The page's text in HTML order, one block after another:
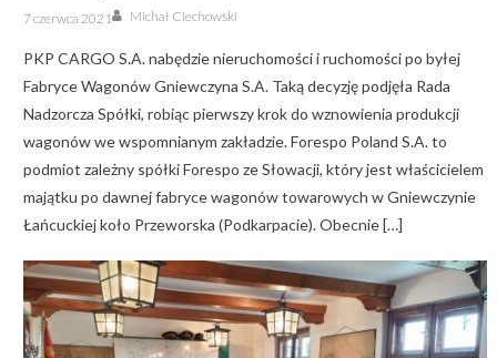
Posted
on
7 czerwca 2021 Author
Michał Ciechowski
PKP CARGO S.A. nabędzie nieruchomości i ruchomości po byłej
Fabryce Wagonów Gniewczyna S.A. Taką decyzję podjęła Rada
Nadzorcza Spółki, robiąc pierwszy krok do wznowienia produkcji
wagonów we wspomnianym zakładzie. Forespo Poland S.A. to
podmiot zależny spółki Forespo ze Słowacji, który jest właścicielem
majątku po dawnej fabryce wagonów towarowych w Gniewczynie
Łańcuckiej koło Przeworska (Podkarpacie). Obecnie […]